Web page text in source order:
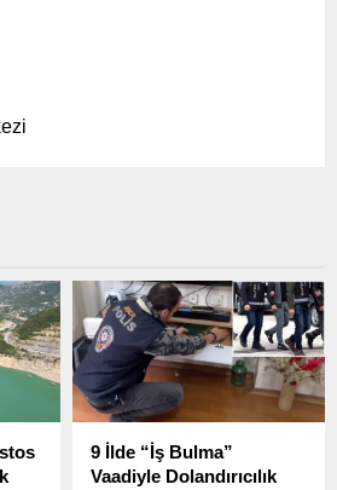
9 İlde “İş Bulma”
Vaadiyle Dolandırıcılık